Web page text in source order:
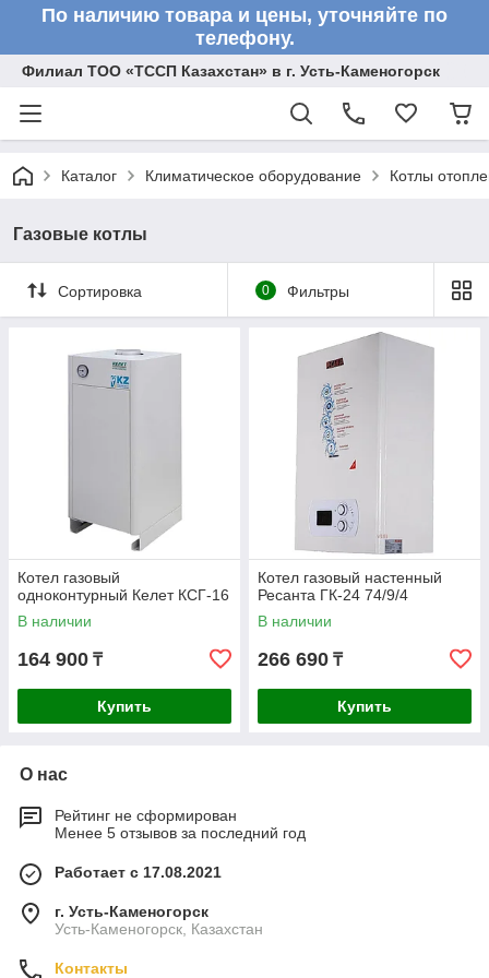
По наличию товара и цены, уточняйте по
телефону.
Филиал ТОО «ТССП Казахстан» в г. Усть-Каменогорск
Каталог Климатическое оборудование Котлы
Газовые котлы
Сортировка 0 Фильтры
Котел газовый
одноконтурный Келет КСГ-16
В наличии
164 900 ₸
Купить
Котел газовый настенный
Ресанта ГК-24 74/9/4
В наличии
266 690 ₸
Купить
О нас
Рейтинг не сформирован
Менее 5 отзывов за последний год
Работает с 17.08.2021
г. Усть-Каменогорск
Усть-Каменогорск, Казахстан
Контакты